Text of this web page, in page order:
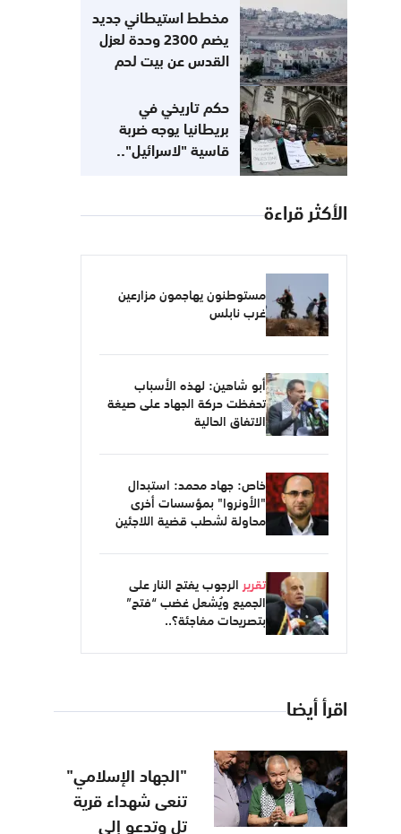
باستعدادها للعودة إلى
التزاماتها
مخطط استيطاني جديد
يضم 2300 وحدة لعزل
القدس عن بيت لحم
حكم تاريخي في
بريطانيا يوجه ضربة
قاسية "لاسرائيل"..
الأكثر قراءة
مستوطنون يهاجمون مزارعين
غرب نابلس
أبو شاهين: لهذه الأسباب
تحفظت حركة الجهاد على صيغة
الاتفاق الحالية
خاص: جهاد محمد: استبدال
"الأونروا" بمؤسسات أخرى
محاولة لشطب قضية اللاجئين
تقرير الرجوب يفتح النار على
الجميع ويُشعل غضب “فتح”
بتصريحات مفاجئة؟..
اقرأ أيضا
"الجهاد الإسلامي"
تنعى شهداء قرية
تل وتدعو إلى